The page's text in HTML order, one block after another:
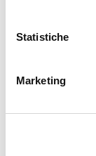
Statistiche
Marketing